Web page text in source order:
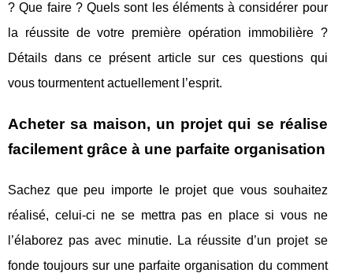
? Que faire ? Quels sont les éléments à considérer pour
la réussite de votre première opération immobilière ?
Détails dans ce présent article sur ces questions qui
vous tourmentent actuellement l’esprit.
Acheter sa maison, un projet qui se réalise
facilement grâce à une parfaite organisation
Sachez que peu importe le projet que vous souhaitez
réalisé, celui-ci ne se mettra pas en place si vous ne
l’élaborez pas avec minutie. La réussite d’un projet se
fonde toujours sur une parfaite organisation du comment